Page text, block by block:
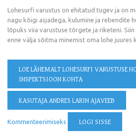
Lohesurfi varustus on ehitatud tugev ja on
nagu kõigi asjadega, kulumine ja rebendite
lõpuks viia varustuse tõrgete ja riketeni.
enne välja sõitma minemist oma lohe juures
LOE LÄHEMALTLOHESURFI VARUSTUSE
INSPEKTSIOON KOHTA
KASUTAJA ANDRES LARIN AJAVEEB
Kommenteerimiseks LOGI SISSE